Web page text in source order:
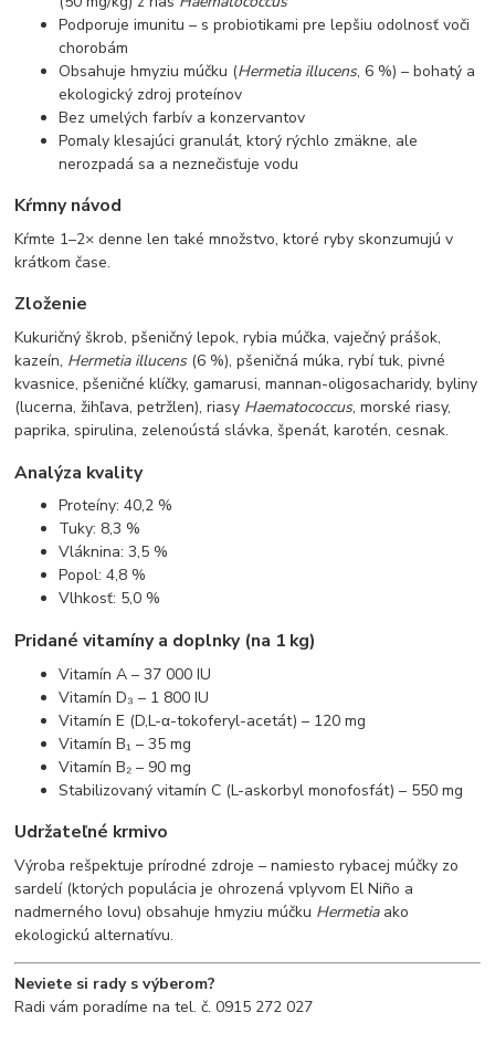
Podporuje imunitu – s probiotikami pre lepšiu odolnosť voči
chorobám
Obsahuje hmyziu múčku (Hermetia illucens, 6 %) – bohatý a
ekologický zdroj proteínov
Bez umelých farbív a konzervantov
Pomaly klesajúci granulát, ktorý rýchlo zmäkne, ale
nerozpadá sa a neznečisťuje vodu
Kŕmny návod
Kŕmte 1–2× denne len také množstvo, ktoré ryby skonzumujú v
krátkom čase.
Zloženie
Kukuričný škrob, pšeničný lepok, rybia múčka, vaječný prášok,
kazeín, Hermetia illucens (6 %), pšeničná múka, rybí tuk, pivné
kvasnice, pšeničné klíčky, gamarusi, mannan-oligosacharidy, byliny
(lucerna, žihľava, petržlen), riasy Haematococcus, morské riasy,
paprika, spirulina, zelenoústá slávka, špenát, karotén, cesnak.
Analýza kvality
Proteíny: 40,2 %
Tuky: 8,3 %
Vláknina: 3,5 %
Popol: 4,8 %
Vlhkosť: 5,0 %
Pridané vitamíny a doplnky (na 1 kg)
Vitamín A – 37 000 IU
Vitamín D₃ – 1 800 IU
Vitamín E (D,L-α-tokoferyl-acetát) – 120 mg
Vitamín B₁ – 35 mg
Vitamín B₂ – 90 mg
Stabilizovaný vitamín C (L-askorbyl monofosfát) – 550 mg
Udržateľné krmivo
Výroba rešpektuje prírodné zdroje – namiesto rybacej múčky zo
sardelí (ktorých populácia je ohrozená vplyvom El Niño a
nadmerného lovu) obsahuje hmyziu múčku Hermetiaako
ekologickú alternatívu.
Neviete si rady s výberom?
Radi vám poradíme na tel. č. 0915 272 027